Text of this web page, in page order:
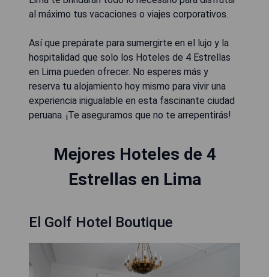
al máximo tus vacaciones o viajes corporativos.
Así que prepárate para sumergirte en el lujo y la
hospitalidad que solo los Hoteles de 4 Estrellas
en Lima pueden ofrecer. No esperes más y
reserva tu alojamiento hoy mismo para vivir una
experiencia inigualable en esta fascinante ciudad
peruana. ¡Te aseguramos que no te arrepentirás!
Mejores Hoteles de 4
Estrellas en Lima
El Golf Hotel Boutique